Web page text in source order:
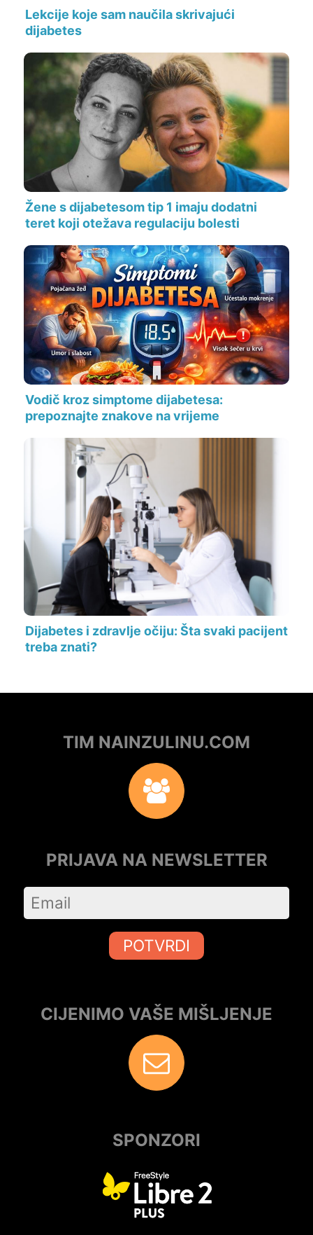
Lekcije koje sam naučila skrivajući
dijabetes
Žene s dijabetesom tip 1 imaju dodatni
teret koji otežava regulaciju bolesti
Vodič kroz simptome dijabetesa:
prepoznajte znakove na vrijeme
Dijabetes i zdravlje očiju: Šta svaki pacijent
treba znati?
TIM NAINZULINU.COM
PRIJAVA NA NEWSLETTER
POTVRDI
CIJENIMO VAŠE MIŠLJENJE
SPONZORI